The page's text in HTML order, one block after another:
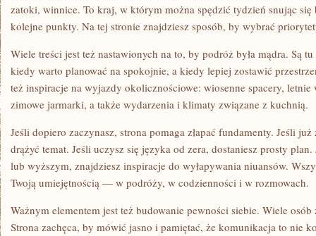
zatoki, winnice. To kraj, w którym można spędzić tydzień snując się
kolejne punkty. Na tej stronie znajdziesz sposób, by wybrać
Wiele treści jest też nastawionych na to, by podróż była mądra. Są
kiedy warto planować na spokojnie, a kiedy lepiej zostawić
też inspiracje na wyjazdy okolicznościowe: wiosenne spacery,
zimowe jarmarki, a także wydarzenia i klimaty związane z kuchnią.
Jeśli dopiero zaczynasz, strona pomaga złapać fundamenty. Jeśli
drążyć temat. Jeśli uczysz się języka od zera, dostaniesz prosty
lub wyższym, znajdziesz inspiracje do wyłapywania niuansów.
Twoją umiejętnością — w podróży, w codzienności i w rozmowach.
Ważnym elementem jest też budowanie pewności siebie. Wiele osób
Strona zachęca, by mówić jasno i pamiętać, że komunikacja to nie